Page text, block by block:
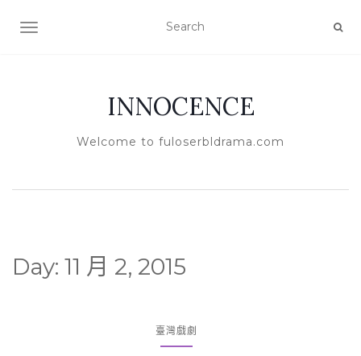
TOGGLE NAVIGATION
INNOCENCE
Welcome to fuloserbldrama.com
Day: 11 月 2, 2015
臺灣戲劇